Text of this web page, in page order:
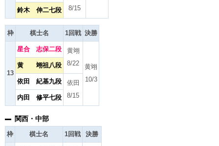
8/15
鈴木 伸二七段
枠 棋士名 1回戦 決勝
13
星合 志保二段
黄翊
8/22
黄翊
10/3
黄 翊祖八段
依田 紀基九段
依田
8/15
内田 修平七段
関西・中部
枠 棋士名 1回戦 決勝